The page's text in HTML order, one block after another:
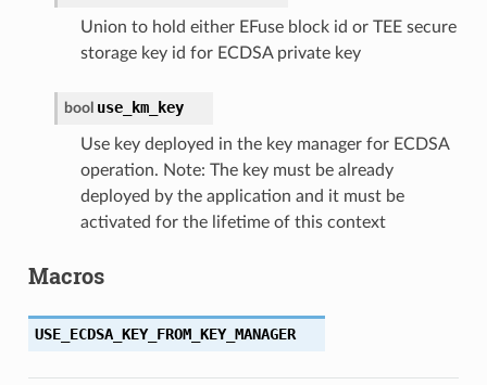
Union to hold either EFuse block id or TEE secure
storage key id for ECDSA private key
bool use_km_key
Use key deployed in the key manager for ECDSA
operation. Note: The key must be already
deployed by the application and it must be
activated for the lifetime of this context
Macros
USE_ECDSA_KEY_FROM_KEY_MANAGER